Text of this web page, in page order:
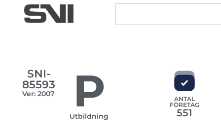
SNI-
85593
Ver: 2007 P
Utbildning
ANTAL
FÖRETAG
551